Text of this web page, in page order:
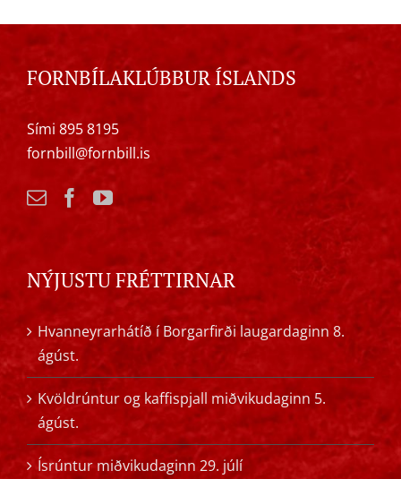
FORNBÍLAKLÚBBUR ÍSLANDS
Sími 895 8195
fornbill@fornbill.is
NÝJUSTU FRÉTTIRNAR
Hvanneyrarhátíð í Borgarfirði laugardaginn 8.
ágúst.
Kvöldrúntur og kaffispjall miðvikudaginn 5.
ágúst.
Ísrúntur miðvikudaginn 29. júlí